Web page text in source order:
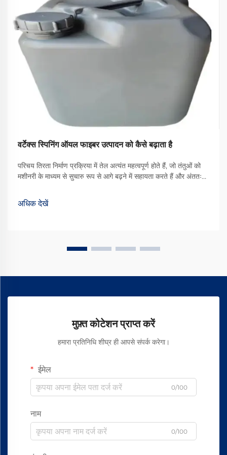
वर्टेक्स स्पिनिंग ऑयल फाइबर उत्पादन को कैसे बढ़ाता है
परिचय तिरता निर्माण प्रक्रिया में तेल अत्यंत महत्वपूर्ण होते हैं, जो तंतुओं को
मशीनरी के माध्यम से सुचारु रूप से आगे बढ़ने में सहायता करते हैं और अंततः
वॉर्टेक्स स्पिनिंग ऑयल एक प्रकार का ... बन गया है
अधिक देखें
मुफ़्त कोटेशन प्राप्त करें
हमारा प्रतिनिधि शीघ्र ही आपसे संपर्क करेगा।
ईमेल
0/100
नाम
0/100